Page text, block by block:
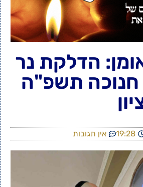
הדלקת נר
חנוכה תשפ"ה
19:28 אין תגובות